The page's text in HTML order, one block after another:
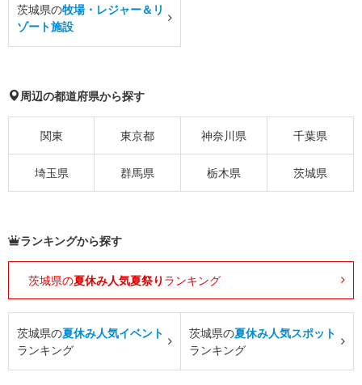
茨城県の牧場・レジャー＆リ
ゾート施設
周辺の都道府県から探す
関東 東京都 神奈川県 千葉県
埼玉県 群馬県 栃木県 茨城県
ランキングから探す
茨城県の夏休み人気夏祭り ランキング
茨城県の夏休み人気イベント
ランキング
茨城県の夏休み人気スポット
ランキング